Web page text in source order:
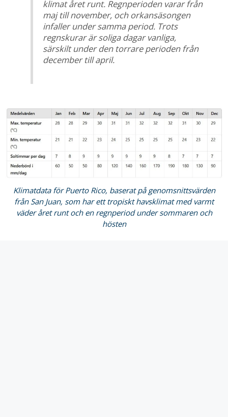
klimat året runt. Regnperioden varar från
maj till november, och orkansäsongen
infaller under samma period. Trots
regnskurar är soliga dagar vanliga,
särskilt under den torrare perioden från
december till april.
Klimatdata för Puerto Rico, baserat på genomsnittsvärden
från San Juan, som har ett tropiskt havsklimat med varmt
väder året runt och en regnperiod under sommaren och
hösten